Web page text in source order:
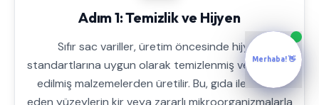
Adım 1: Temizlik ve Hijyen
Sıfır sac variller, üretim öncesinde hijyen
standartlarına uygun olarak temizlenmiş ve sterilize
edilmiş malzemelerden üretilir. Bu, gıda ile temas
eden yüzeylerin kir veya zararlı mikroorganizmalarla
Merhaba! 👋